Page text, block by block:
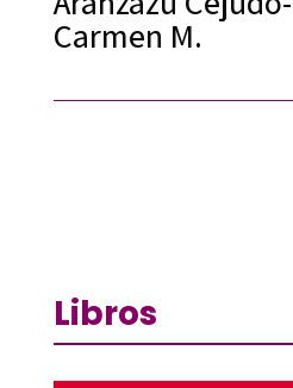
Carmen M.
Libros